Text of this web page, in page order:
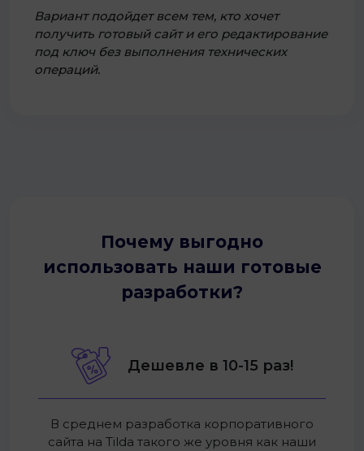
Вариант подойдет всем тем, кто хочет
получить готовый сайт и его редактирование
под ключ без выполнения технических
операций.
Почему выгодно
использовать наши готовые
разработки?
Дешевле в 10-15 раз!
В среднем разработка корпоративного
сайта на Tilda такого же уровня как наши